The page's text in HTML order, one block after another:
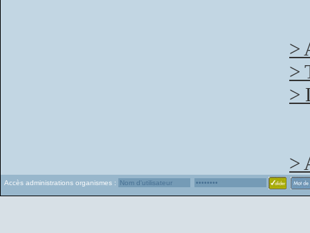
>
>
>
>
Accès administrations organismes :